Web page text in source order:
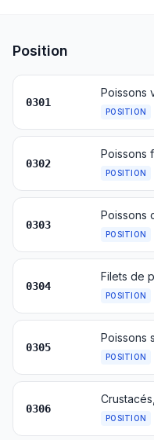
Position
0301
Poissons
POSITION
0302
POSITION
0303
POSITION
0304
POSITION
0305
POSITION
0306
POSITION